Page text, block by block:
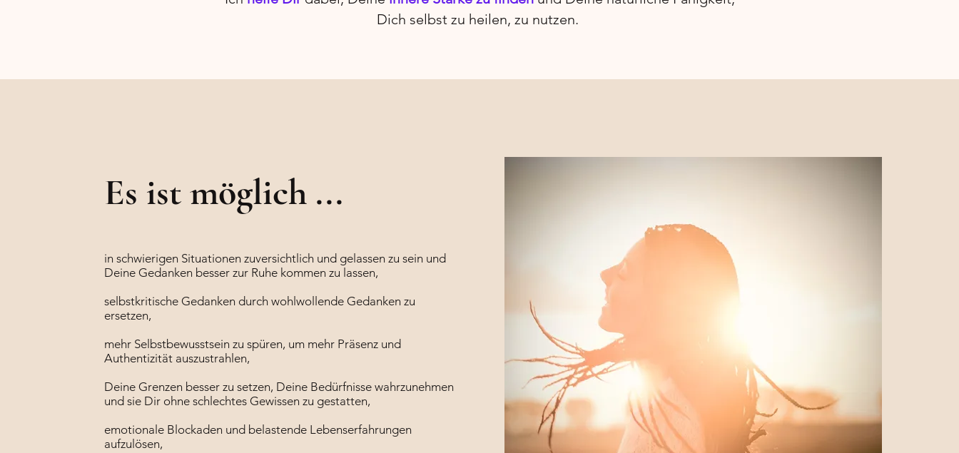
Dich selbst zu heilen, zu nutzen.
Es ist möglich ...
in schwierigen Situationen zuversichtlich und gelassen zu sein und
Deine Gedanken besser zur Ruhe kommen zu lassen,
selbstkritische Gedanken durch wohlwollende Gedanken zu
ersetzen,​
mehr Selbstbewusstsein zu spüren, um mehr Präsenz und
Authentizität auszustrahlen,
Deine Grenzen besser zu setzen, Deine Bedürfnisse wahrzunehmen
und sie Dir ohne schlechtes Gewissen zu gestatten,
emotionale Blockaden und belastende Lebenserfahrungen
aufzulösen,​